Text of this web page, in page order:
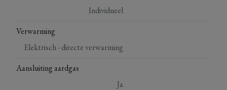
Individueel
Verwarming
Elektrisch - directe verwarming
Aansluiting aardgas
Ja